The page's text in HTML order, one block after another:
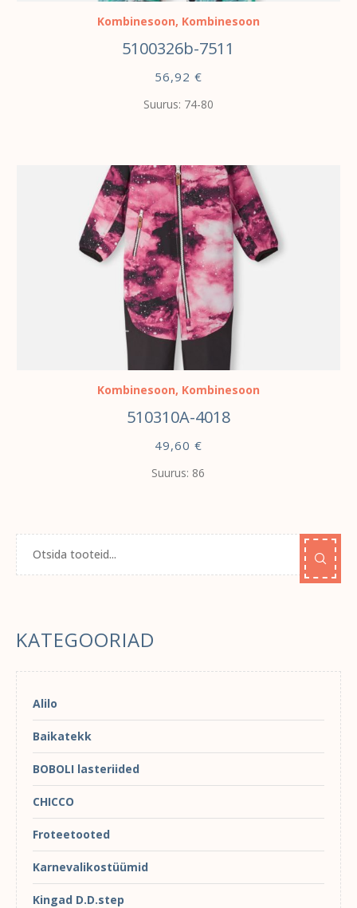
Kombinesoon, Kombinesoon
5100326b-7511
56,92 €
Suurus: 74-80
Kombinesoon, Kombinesoon
510310A-4018
49,60 €
Suurus: 86
KATEGOORIAD
Alilo
Baikatekk
BOBOLI lasteriided
CHICCO
Froteetooted
Karnevalikostüümid
Kingad D.D.step